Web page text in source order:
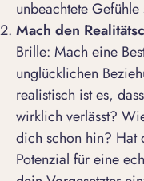
unbeachtete
Mach den
Brille: Mach eine
unglücklichen
realistisch ist es,
wirklich verlässt?
dich schon hin? Hat
Potenzial für eine